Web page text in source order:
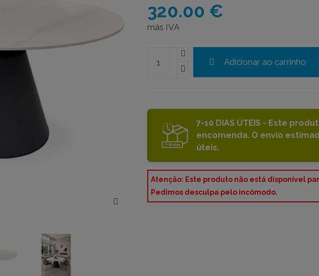
320.00 €
más IVA
Adicionar ao carrinho
7-10 DIAS ÚTEIS - Este
encomenda. O envio
úteis.
Atenção: Este produto não está disponível
Pedimos desculpa pelo incómodo.